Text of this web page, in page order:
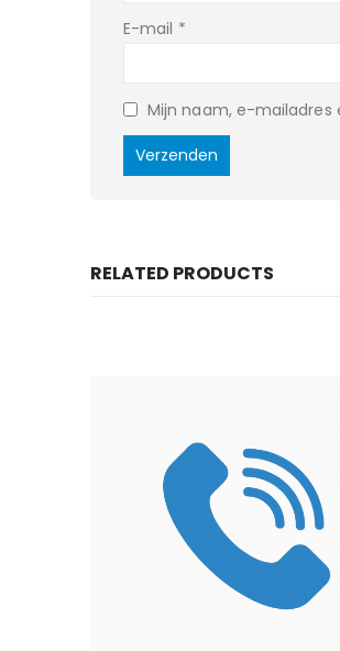
E-mail *
Mijn naam, e-mailadres
RELATED PRODUCTS